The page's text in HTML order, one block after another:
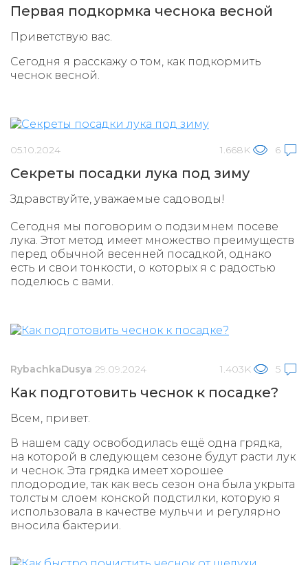
Первая подкормка чеснока весной
Приветствую вас.
Сегодня я расскажу о том, как подкормить
чеснок весной.
05.10.2024 1.668K 6
Секреты посадки лука под зиму
Здравствуйте, уважаемые садоводы!
Сегодня мы поговорим о подзимнем посеве
лука. Этот метод имеет множество преимуществ
перед обычной весенней посадкой, однако
есть и свои тонкости, о которых я с радостью
поделюсь с вами.
RybachkaDusya 29.09.2024 1.403K 5
Как подготовить чеснок к посадке?
Всем, привет.
В нашем саду освободилась ещё одна грядка,
на которой в следующем сезоне будут расти лук
и чеснок. Эта грядка имеет хорошее
плодородие, так как весь сезон она была укрыта
толстым слоем конской подстилки, которую я
использовала в качестве мульчи и регулярно
вносила бактерии.